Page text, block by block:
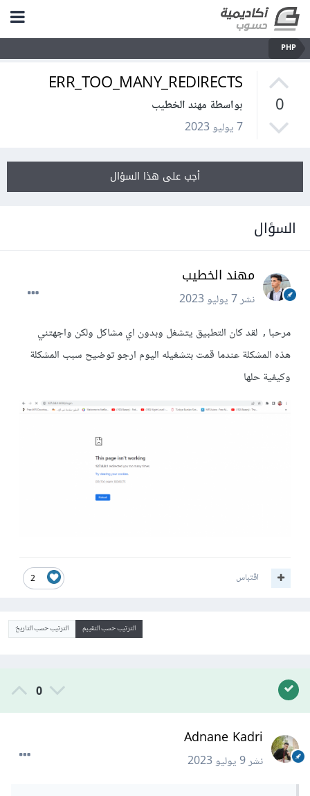
PHP
0
ERR_TOO_MANY_REDIRECTS
بواسطة مهند الخطيب
7 يوليو 2023
أجب على هذا السؤال
السؤال
مهند الخطيب
نشر7 يوليو 2023
مرحبا , لقد كان التطبيق يتشغل وبدون اي مشاكل ولكن واجهتني
هذه المشكلة عندما قمت بتشغيله اليوم ارجو توضيح سبب المشكلة
وكيفية حلها
2 اقتباس
الترتيب حسب التقييم الترتيب حسب التاريخ
0
Adnane Kadri
نشر9 يوليو 2023